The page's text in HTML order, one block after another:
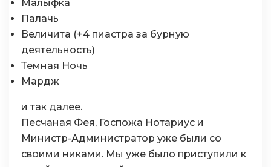
Малыфка
Палачь
Величита (+4 пиастра за бурную
деятельность)
Темная Ночь
Мардж
и так далее.
Песчаная Фея, Госпожа Нотариус и
Министр-Администратор уже были со
своими никами. Мы уже было приступили к